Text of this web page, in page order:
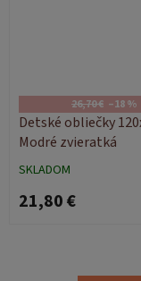
26,70 € –18 %
Detské obliečky
Modré zvieratká
SKLADOM
21,80 €